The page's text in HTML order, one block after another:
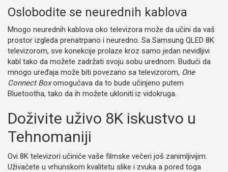
Oslobodite se neurednih kablova
Mnogo neurednih kablova oko televizora može da učini da vaš
prostor izgleda prenatrpano i neuredno. Sa Samsung QLED 8K
televizorom, sve konekcije prolaze kroz samo jedan nevidljivi
kabl tako da možete zadržati svoju sobu urednom. Budući da
mnogo uređaja može biti povezano sa televizorom, One
Connect Boxomogućava da to bude učinjeno putem
Bluetootha, tako da ih možete ukloniti iz vidokruga.
Doživite uživo 8K iskustvo u
Tehnomaniji
Ovi 8K televizori učiniće vaše filmske večeri još zanimljivijim.
Uživaćete u vrhunskom kvalitetu slike i zvuka a pored toga